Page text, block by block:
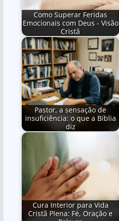
Como Superar Feridas
Emocionais com Deus - Visão
Cristã
Pastor, a sensação de
insuficiência: o que a Bíblia
diz
Cura Interior para Vida
Cristã Plena: Fé, Oração e